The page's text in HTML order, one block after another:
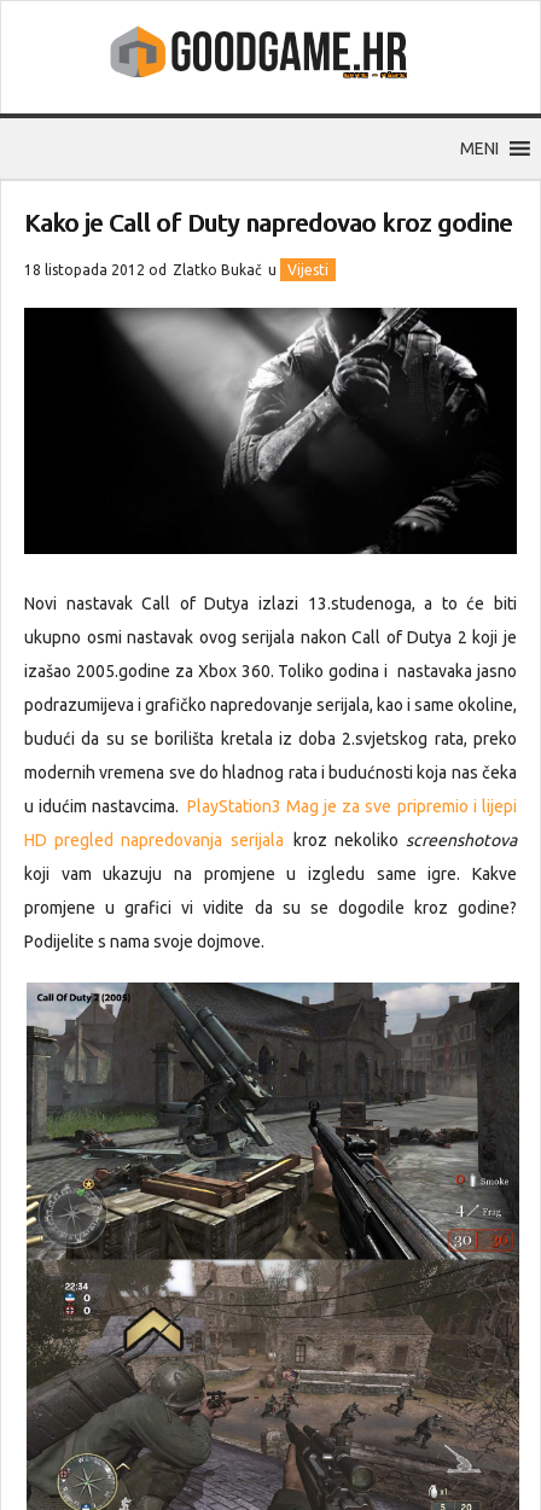
MENI
Kako je Call of Duty napredovao kroz godine
18 listopada 2012 od Zlatko Bukač u Vijesti
Novi nastavak Call of Dutya izlazi 13.studenoga, a to će biti
ukupno osmi nastavak ovog serijala nakon Call of Dutya 2 koji je
izašao 2005.godine za Xbox 360. Toliko godina i nastavaka jasno
podrazumijeva i grafičko napredovanje serijala, kao i same okoline,
budući da su se borilišta kretala iz doba 2.svjetskog rata, preko
modernih vremena sve do hladnog rata i budućnosti koja nas čeka
u idućim nastavcima. PlayStation3 Mag je za sve pripremio i lijepi
HD pregled napredovanja serijala
kroz nekoliko screenshotova
koji vam ukazuju na promjene u izgledu same igre. Kakve
promjene u grafici vi vidite da su se dogodile kroz godine?
Podijelite s nama svoje dojmove.